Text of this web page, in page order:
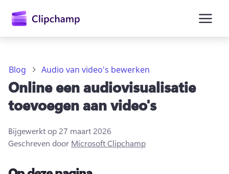
Blog Audio van video's bewerken
Online een audiovisualisatie
toevoegen aan video's
Bijgewerkt op 27 maart 2026
Geschreven door Microsoft Clipchamp